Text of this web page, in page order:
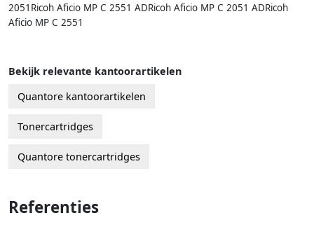
2051Ricoh Aficio MP C 2551 ADRicoh Aficio MP C 2051 ADRicoh
Aficio MP C 2551
Bekijk relevante kantoorartikelen
Quantore kantoorartikelen
Tonercartridges
Quantore tonercartridges
Referenties